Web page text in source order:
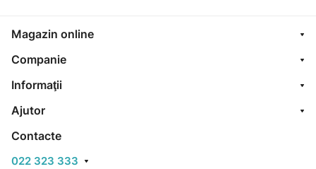
Magazin online
Companie
Informaţii
Ajutor
Contacte
022 323 333